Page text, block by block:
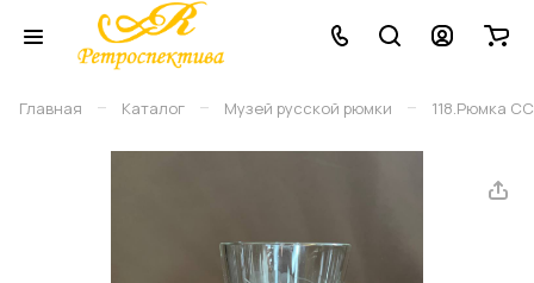
Главная – Каталог – Музей русской рюмки – 118.Рюмка